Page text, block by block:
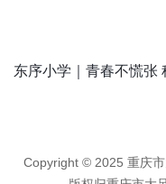
Copyright © 2025 重庆